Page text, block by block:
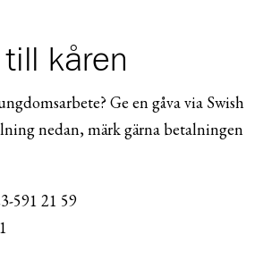
kåren
Ge en gåva via Swish
nedan, märk gärna betalningen
591 21 59